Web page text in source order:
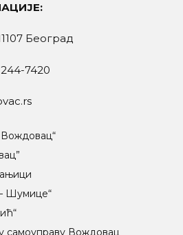
Београд
7420
Шумице“
самоуправу Вождовац